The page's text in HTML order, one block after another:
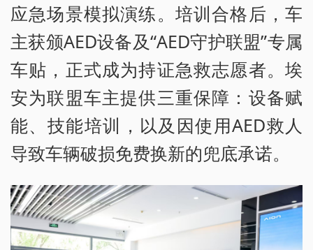
应急场景模拟演练。培训合格后，车
主获颁AED设备及“AED守护联盟”专属
车贴，正式成为持证急救志愿者。埃
安为联盟车主提供三重保障：设备赋
能、技能培训，以及因使用AED救人
导致车辆破损免费换新的兜底承诺。